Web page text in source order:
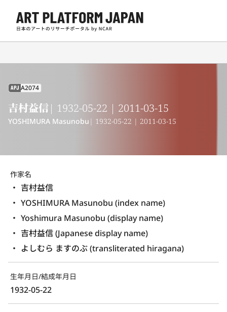
APJ A2074
吉村益信| 1932-05-22 | 2011-03-15
YOSHIMURA Masunobu | 1932-05-22 | 2011-03-15
作家名
吉村益信
YOSHIMURA Masunobu (index name)
Yoshimura Masunobu (display name)
吉村益信 (Japanese display name)
よしむら ますのぶ (transliterated hiragana)
生年月日/結成年月日
1932-05-22